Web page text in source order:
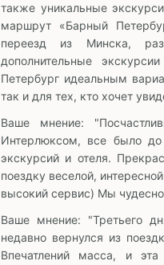
также уникальные
маршрут «Барный
переезд из Минска,
дополнительные
Петербург идеальным
так и для тех, кто хочет
Ваше мнение:
Интерлюксом, все было
экскурсий и отеля.
поездку веселой,
высокий сервис) Мы
Ваше мнение: "Третьего
недавно вернулся из
Впечатлений масса, и